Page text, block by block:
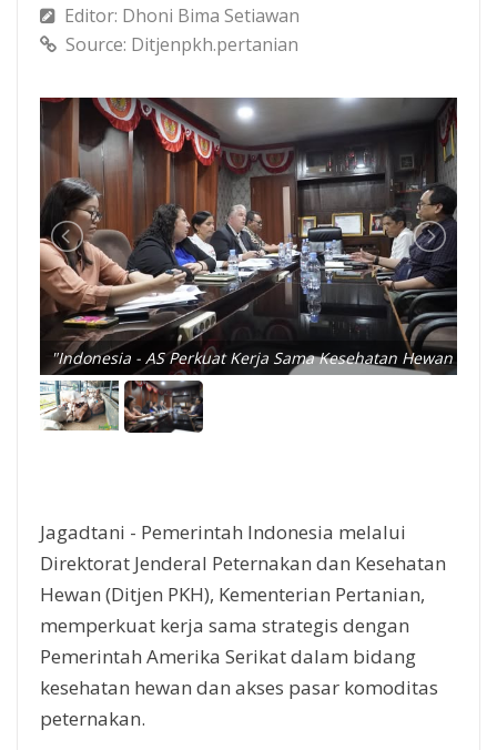
Editor: Dhoni Bima Setiawan
Source: Ditjenpkh.pertanian
"Indonesia - AS Perkuat Kerja Sama Kesehatan Hewan dan
Jagadtani - Pemerintah Indonesia melalui
Direktorat Jenderal Peternakan dan Kesehatan
Hewan (Ditjen PKH), Kementerian Pertanian,
memperkuat kerja sama strategis dengan
Pemerintah Amerika Serikat dalam bidang
kesehatan hewan dan akses pasar komoditas
peternakan.